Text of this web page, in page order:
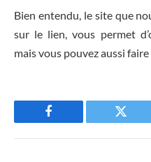
Bien entendu, le site que
sur le lien, vous permet
mais vous pouvez aussi
Facebook